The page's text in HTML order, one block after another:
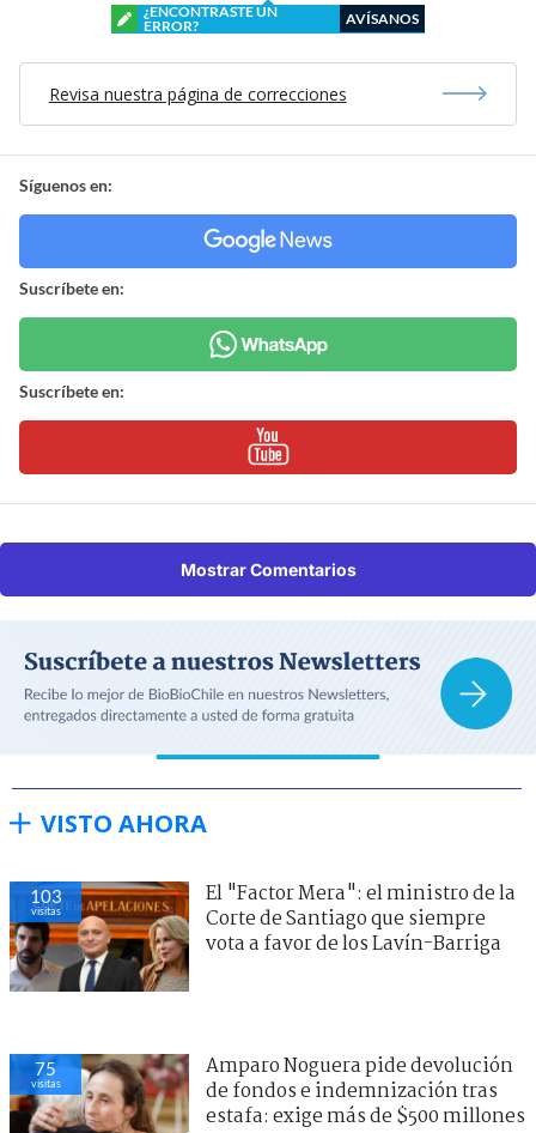
¿ENCONTRASTE UN
ERROR?
AVÍSANOS
Revisa nuestra página de correcciones
Síguenos en:
Suscríbete en:
Suscríbete en:
Mostrar Comentarios
VISTO AHORA
103
visitas
El "Factor Mera": el ministro de la
Corte de Santiago que siempre
vota a favor de los Lavín-Barriga
75
visitas
Amparo Noguera pide devolución
de fondos e indemnización tras
estafa: exige más de $500 millones